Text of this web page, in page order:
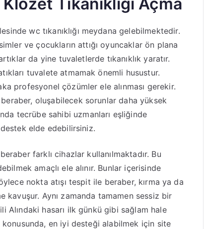
wc tıkanıklığı meydana gelebilmektedir.
ve çocukların attığı oyuncaklar ön plana
da yine tuvaletlerde tıkanıklık yaratır.
tuvalete atmamak önemli husustur.
profesyonel çözümler ele alınması gerekir.
oluşabilecek sorunlar daha yüksek
tecrübe sahibi uzmanları eşliğinde
elde edebilirsiniz.
farklı cihazlar kullanılmaktadır. Bu
amaçlı ele alınır. Bunlar içerisinde
nokta atışı tespit ile beraber, kırma ya da
kavuşur. Aynı zamanda tamamen sessiz bir
Alındaki hasarı ilk günkü gibi sağlam hale
konusunda, en iyi desteği alabilmek için site